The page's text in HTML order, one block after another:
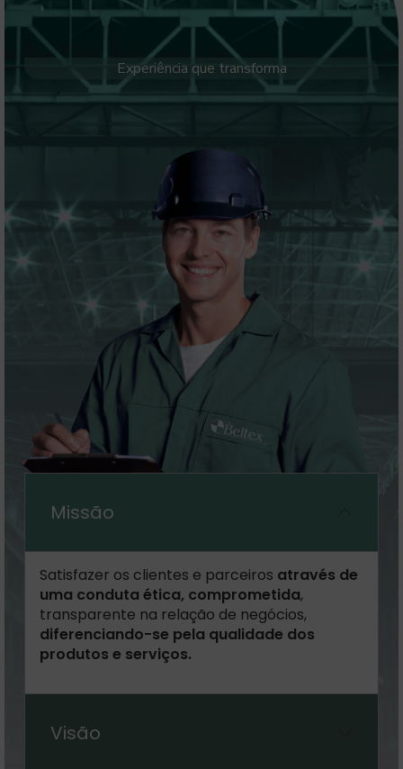
Experiência que transforma
Missão
Satisfazer os clientes e parceiros através de
uma conduta ética, comprometida,
transparente na relação de negócios,
diferenciando-se pela qualidade dos
produtos e serviços.
Visão